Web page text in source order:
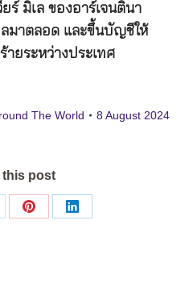
ร์ มิเล ของอาร์เจนตินา
มาตลอด และขึ้นบัญชีให้
ยระหว่างประเทศ
The World 8 August 2024
this post
Share
Share